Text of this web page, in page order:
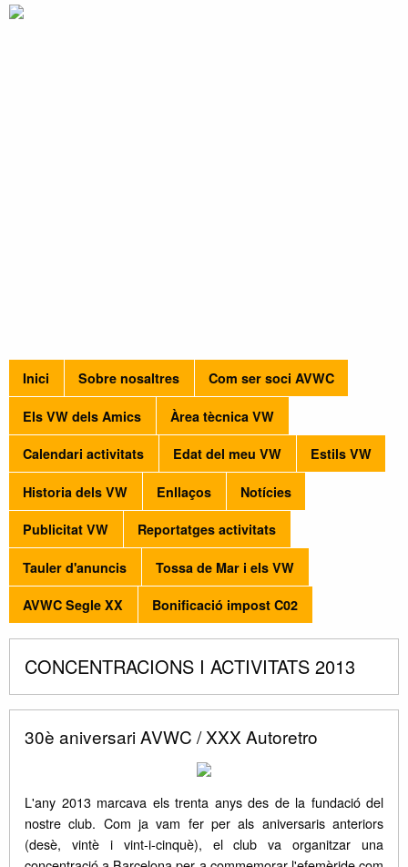
Inici Sobre nosaltres Com ser soci AVWC
Els VW dels Amics Àrea tècnica VW
Calendari activitats Edat del meu VW Estils VW
Historia dels VW Enllaços Notícies
Publicitat VW Reportatges activitats
Tauler d'anuncis Tossa de Mar i els VW
AVWC Segle XX Bonificació impost C02
CONCENTRACIONS I ACTIVITATS 2013
30è aniversari AVWC / XXX Autoretro
L'any 2013 marcava els trenta anys des de la fundació del
nostre club. Com ja vam fer per als aniversaris anteriors
(desè, vintè i vint-i-cinquè), el club va organitzar una